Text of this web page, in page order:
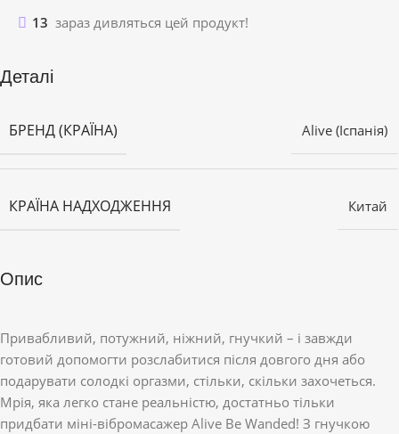
13 зараз дивляться цей продукт!
Деталі
БРЕНД (КРАЇНА) Alive (Іспанія)
КРАЇНА НАДХОДЖЕННЯ Китай
Опис
Привабливий, потужний, ніжний, гнучкий – і завжди
готовий допомогти розслабитися після довгого дня або
подарувати солодкі оргазми, стільки, скільки захочеться.
Мрія, яка легко стане реальністю, достатньо тільки
придбати міні-вібромасажер Alive Be Wanded! З гнучкою